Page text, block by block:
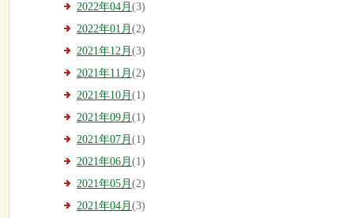
2022年04月 (3)
2022年01月 (2)
2021年12月 (3)
2021年11月 (2)
2021年10月 (1)
2021年09月 (1)
2021年07月 (1)
2021年06月 (1)
2021年05月 (2)
2021年04月 (3)